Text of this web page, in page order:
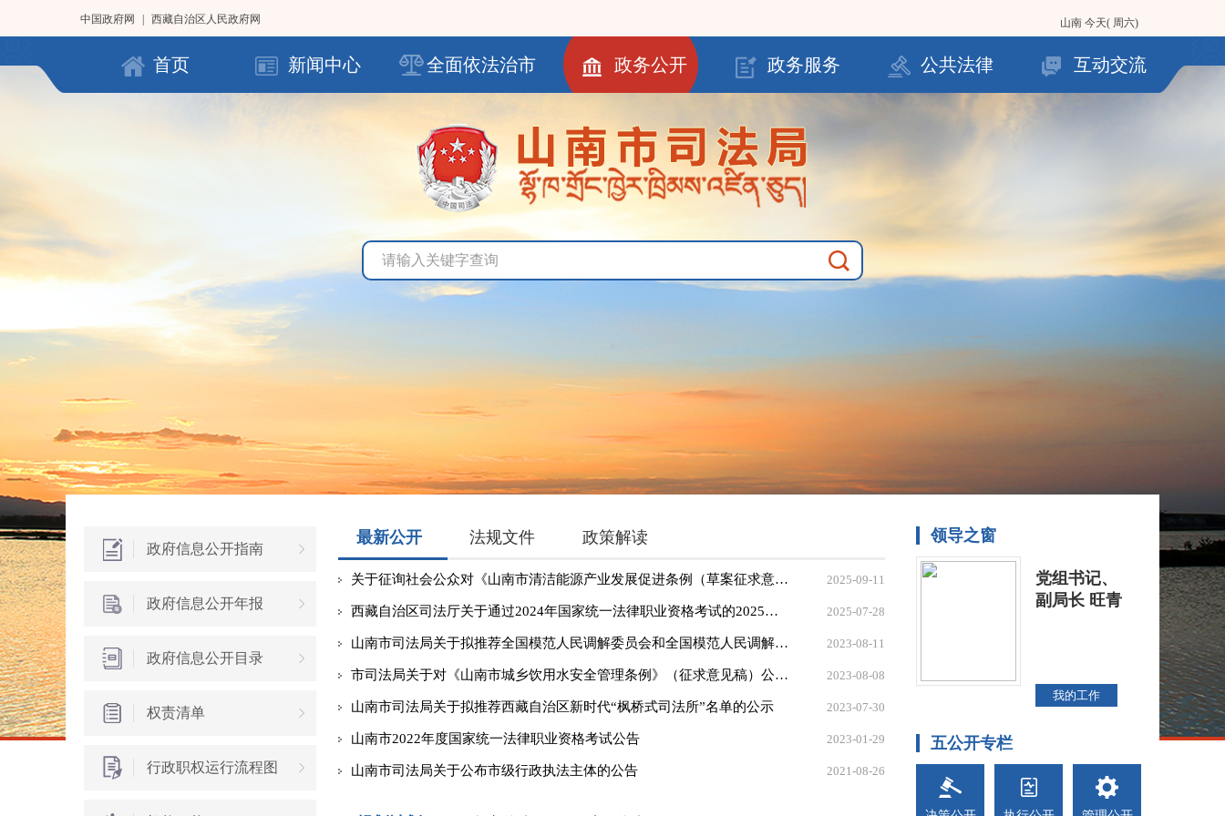
中国政府网 西藏自治区人民政府网 山南 今天( 周六)
首页 新闻中心 全面依法治市 政务公开 政务服务 公共法律 互动交流
政府信息公开指南
政府信息公开年报
政府信息公开目录
权责清单
行政职权运行流程图
最新公开 法规文件 政策解读
关于征询社会公众对《山南市清洁能源产业发展促进条例（草案征求意见稿）》意见的公告 2025-09-11
西藏自治区司法厅关于通过2024年国家统一法律职业资格考试的2025年应届毕业生申请授予法律职业资格相关事宜的公告 2025-07-28
山南市司法局关于拟推荐全国模范人民调解委员会和全国模范人民调解员 名单的公示 2023-08-11
市司法局关于对《山南市城乡饮用水安全管理条例》（征求意见稿）公开征求意见的公告 2023-08-08
山南市司法局关于拟推荐西藏自治区新时代“枫桥式司法所”名单的公示 2023-07-30
山南市2022年度国家统一法律职业资格考试公告 2023-01-29
山南市司法局关于公布市级行政执法主体的公告 2021-08-26
领导之窗
党组书记、
副局长 旺青
我的工作
五公开专栏